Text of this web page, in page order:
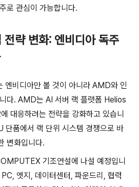
로 관심이 가능합니다.
전략 변화: 엔비디아 독주
비디아만 볼 것이 아니라 AMD와 인
다. AMD는 AI 서버 랙 플랫폼 Helios
대응하려는 전략을 강화하고 있습니
단품에서 랙 단위 시스템 경쟁으로 바
변화입니다.
기조연설에 나설 예정입니
엣지, 데이터센터, 파운드리, 협력